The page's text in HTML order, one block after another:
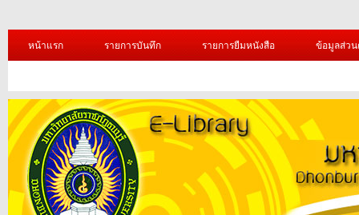
หน้าแรก รายการบันทึก รายการยืมหนังสือ ข้อมูลส่ว